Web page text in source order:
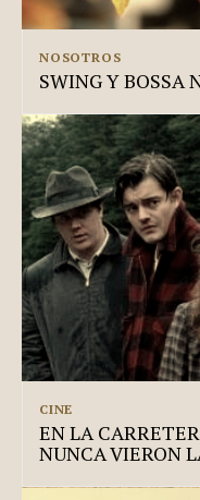
NOSOTROS
SWING Y BOSSA
CINE
EN LA
NUNCA VIERON